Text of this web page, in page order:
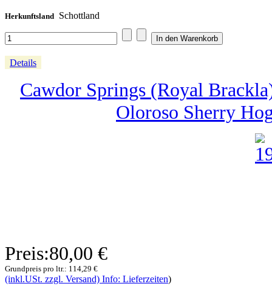
Herkunftsland Schottland
Details
Cawdor Springs (Royal
Oloroso Sherry
Preis:80,00 €
Grundpreis pro ltr.: 114,29 €
(inkl.USt. zzgl. Versand) Info: Lieferzeiten)